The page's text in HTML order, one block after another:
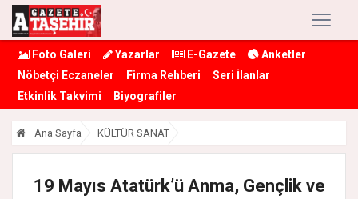
Foto Galeri Yazarlar E-Gazete
Anketler
Nöbetçi Eczaneler
Firma Rehberi
Seri İlanlar
Etkinlik Takvimi
Biyografiler
Ana Sayfa KÜLTÜR SANAT
19 Mayıs Atatürk’ü Anma, Gençlik ve